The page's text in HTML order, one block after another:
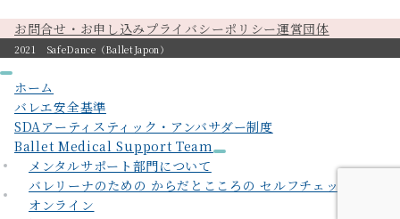
ー
シ
ョ
ン
お問合せ・お申し込みプライバシーポリシー運営団体
2021 SafeDance（BalletJapon）
ホーム
バレエ安全基準
SDAアーティスティック・アンバサダー制度
Ballet Medical Support Team
メンタルサポート部門について
バレリーナのための からだとこころの セルフチェックガイド
オンライン